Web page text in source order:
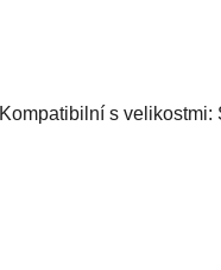
Kompatibilní s velikostmi: